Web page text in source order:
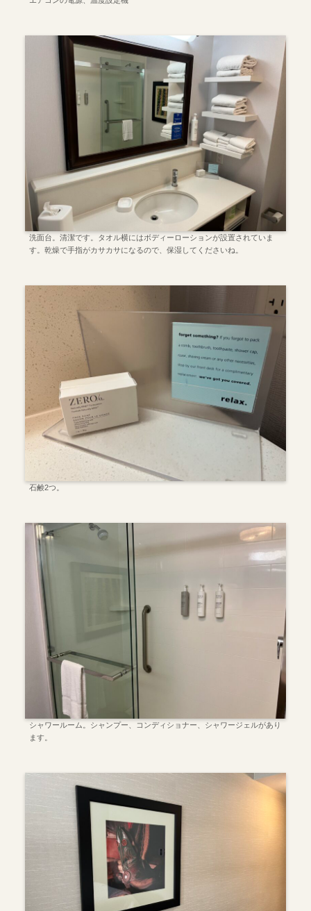
洗面台。清潔です。タオル横にはボディーローションが設置されていま
す。乾燥で手指がカサカサになるので、保湿してくださいね。
石鹸2つ。
シャワールーム。シャンプー、コンディショナー、シャワージェルがあり
ます。